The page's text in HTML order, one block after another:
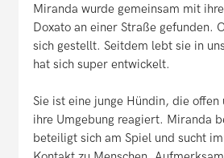
Miranda wurde gemeinsam mit
Doxato an einer Straße gefunden.
sich gestellt. Seitdem lebt sie in
hat sich super entwickelt.
Sie ist eine junge Hündin, die offen
ihre Umgebung reagiert. Miranda
beteiligt sich am Spiel und sucht